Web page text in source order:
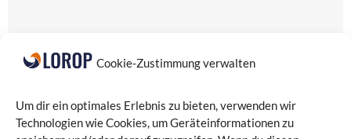
Cookie-Zustimmung verwalten
Um dir ein optimales Erlebnis zu bieten, verwenden wir
Technologien wie Cookies, um Geräteinformationen zu